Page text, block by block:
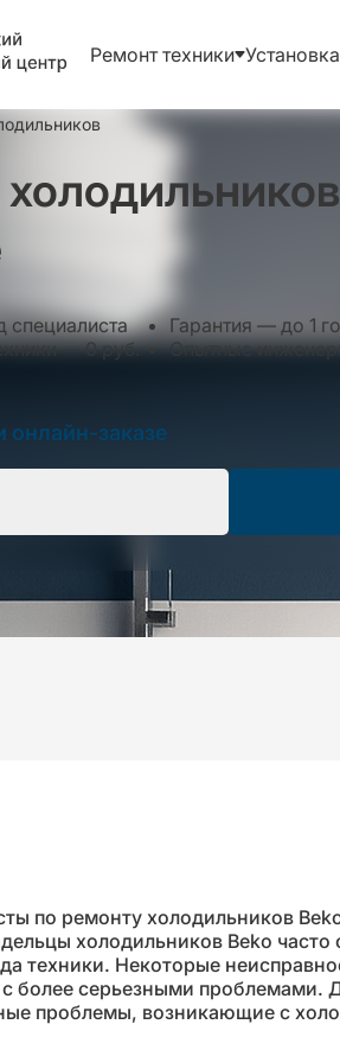
Ремонт техники
Гарантия — до 1
— 0 руб.
Опытные
онлайн-заказе
по ремонту холодильников
холодильников Beko
техники. Некоторые
с более серьезными проблемами.
проблемы, возникающие с